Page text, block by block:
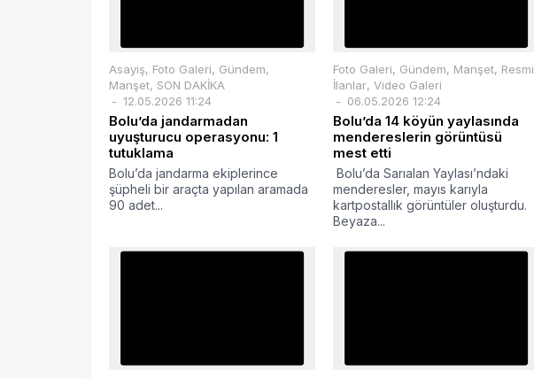
Asayiş, Foto Galeri, Gündem,
Manşet, SON DAKİKA
12.05.2026 11:24
Bolu’da jandarmadan
uyuşturucu operasyonu: 1
tutuklama
Bolu’da jandarma ekiplerince
şüpheli bir araçta yapılan aramada
90 adet...
Foto Galeri, Gündem, Manşet, Resmi
İlanlar, Video Galeri
06.05.2026 12:24
Bolu’da 14 köyün yaylasında
mendereslerin görüntüsü
mest etti
Bolu’da Sarıalan Yaylası’ndaki
menderesler, mayıs karıyla
kartpostallık görüntüler oluşturdu.
Beyaza...